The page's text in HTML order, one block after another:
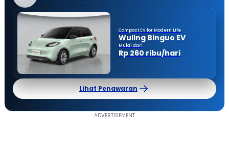
Compact EV for Modern Life
Wuling Binguo EV
Mulai dari
Rp 260 ribu/hari
Lihat Penawaran